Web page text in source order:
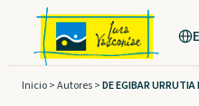
Saltar
contenido
Inicio>Autores>DE EGIBAR